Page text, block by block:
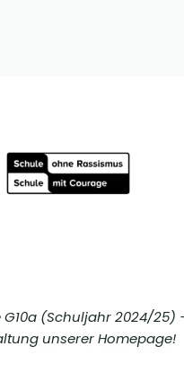
(Schuljahr 2024/
unserer Homepage!